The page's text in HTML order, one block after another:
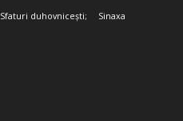
Sfaturi duhovnicești; Sinaxa